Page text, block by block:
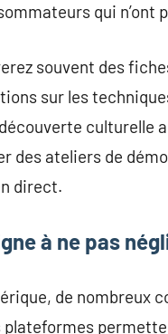
qui n’ont
souvent des
sur les
culturelle
des ateliers de
direct.
à ne pas
de nombreux